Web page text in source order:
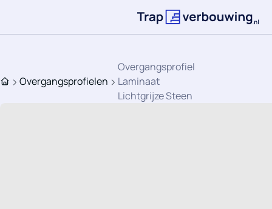
Terug naar de
HomeOvergangsprofielen
Overgangsprofiel
Laminaat
Lichtgrijze Steen